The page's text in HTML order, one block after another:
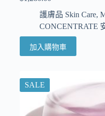
護膚品 Skin Care,
CONCENTRATE
加入購物車
SALE